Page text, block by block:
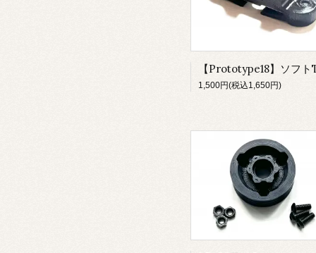
1,500円(税込1,650円)